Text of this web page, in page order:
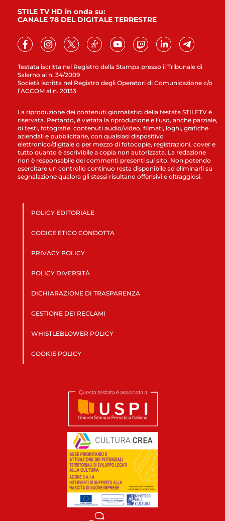
Testata iscritta nel Registro della Stampa presso il Tribunale di
Salerno al n. 34/2009
Società iscritta nel Registro degli Operatori di Comunicazione c/o
l’AGCOM al n. 20133
STILE TV HD in onda su:
CANALE 78 DEL DIGITALE TERRESTRE
La riproduzione dei contenuti giornalistici della testata STILETV è
riservata. Pertanto, è vietata la riproduzione e l’uso, anche parziale,
di testi, fotografie, contenuti audio/video, filmati, loghi, grafiche
aziendali e pubblicitarie, con qualsiasi dispositivo
elettronico/digitale o per mezzo di fotocopie, registrazioni, cover e
tutto quanto è ascrivibile a copia non autorizzata. La redazione
non è responsabile dei commenti presenti sul sito. Non potendo
esercitare un controllo continuo resta disponibile ad eliminarli su
segnalazione qualora gli stessi risultano offensivi e oltraggiosi.
POLICY EDITORIALE
CODICE ETICO CONDOTTA
PRIVACY POLICY
POLICY DIVERSITÀ
DICHIARAZIONE DI TRASPARENZA
GESTIONE DEI RECLAMI
WHISTLEBLOWER POLICY
COOKIE POLICY